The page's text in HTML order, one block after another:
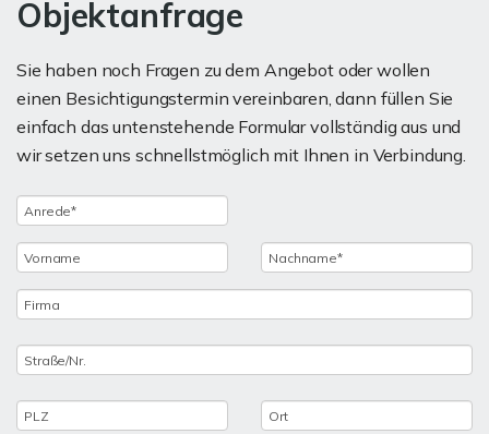
Objektanfrage
Sie haben noch Fragen zu dem Angebot oder wollen
einen Besichtigungstermin vereinbaren, dann füllen Sie
einfach das untenstehende Formular vollständig aus und
wir setzen uns schnellstmöglich mit Ihnen in Verbindung.